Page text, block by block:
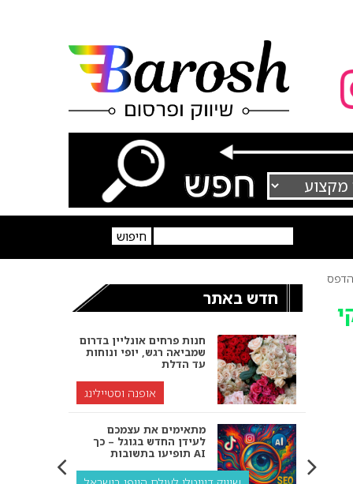
הדפס
חדש באתר
חנות פרחים אונליין בדרום
שמביאה רגש, יופי ונוחות
עד הדלת
אופנה וסטיילינג
מתאימים את עצמכם
לעידן החדש בגוגל – כך
תופיעו בתשובות AI